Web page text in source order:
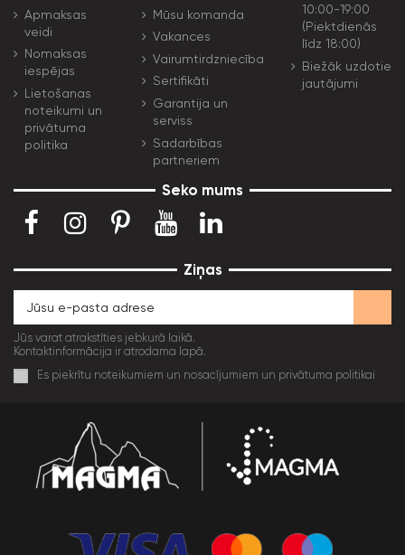
Apmaksas
veidi
Nomaksas
iespējas
Lietošanas
noteikumi un
privātuma
politika
Mūsu komanda
Vakances
Vairumtirdzniecība
Sertifikāti
Garantija un
serviss
Sadarbības
partneriem
10:00-19:00
(Piektdienās
līdz 18:00)
Biežāk uzdotie
jautājumi
Seko mums
Ziņas
Jūs varat atrakstīties jebkurā laikā.
Kontaktinformācija ir atrodama lapā.
Es piekrītu noteikumiem un nosacījumiem un privātuma politikai